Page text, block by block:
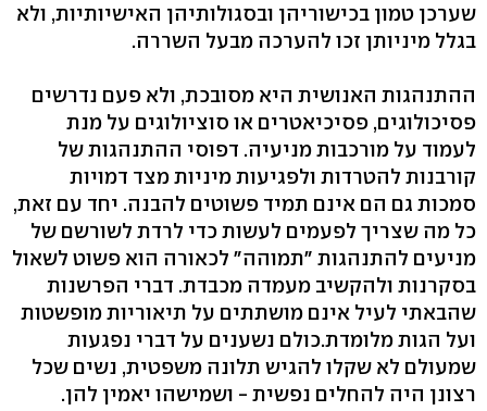
שערכן טמון בכישוריהן ובסגולותיהן האישיותיות, ולא
בגלל מיניותן זכו להערכה מבעל השררה.
ההתנהגות האנושית היא מסובכת, ולא פעם נדרשים
פסיכולוגים, פסיכיאטרים או סוציולוגים על מנת
לעמוד על מורכבות מניעיה. דפוסי ההתנהגות של
קורבנות להטרדות ולפגיעות מיניות מצד דמויות
סמכות גם הם אינם תמיד פשוטים להבנה. יחד עם זאת,
כל מה שצריך לפעמים לעשות כדי לרדת לשורשם של
מניעים להתנהגות "תמוהה" לכאורה הוא פשוט לשאול
בסקרנות ולהקשיב מעמדה מכבדת. דברי הפרשנות
שהבאתי לעיל אינם מושתתים על תיאוריות מופשטות
ועל הגות מלומדת.כולם נשענים על דברי נפגעות
שמעולם לא שקלו להגיש תלונה משפטית, נשים שכל
רצונן היה להחלים נפשית - ושמישהו יאמין להן.